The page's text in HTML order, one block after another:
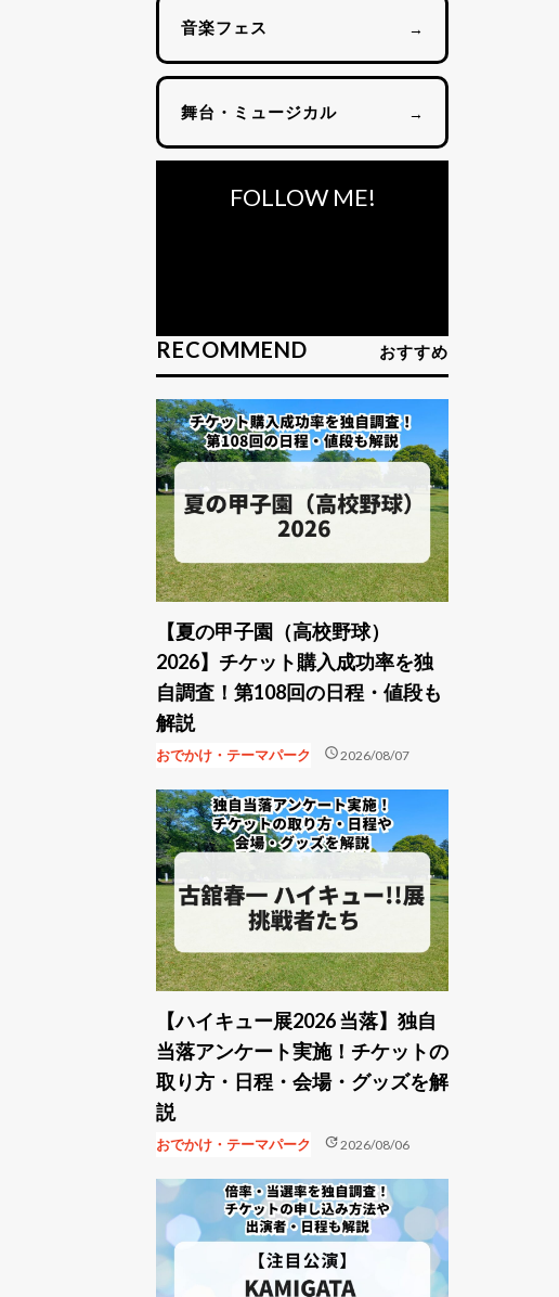
音楽フェス →
舞台・ミュージカル →
FOLLOW ME!
RECOMMEND おすすめ
【夏の甲子園（高校野球）
2026】チケット購入成功率を独
自調査！第108回の日程・値段も
解説
おでかけ・テーマパーク schedule2026/08/07
【ハイキュー展2026 当落】独自
当落アンケート実施！チケットの
取り方・日程・会場・グッズを解
説
おでかけ・テーマパーク update2026/08/06